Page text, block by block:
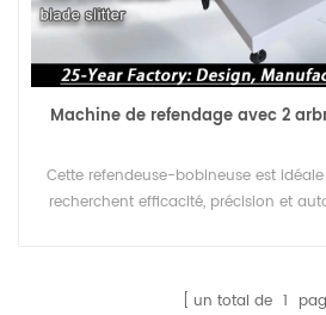
Machine de refendage avec 2
Cette refendeuse-bobineuse est
recherchent efficacité, précision et
un total de 1